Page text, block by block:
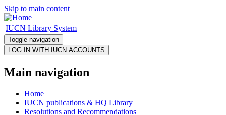
Skip to main content
IUCN Library System
Toggle navigation
Main navigation
Home
IUCN publications & HQ Library
Resolutions and Recommendations